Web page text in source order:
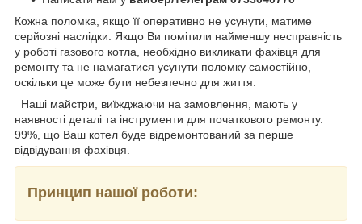
Кожна поломка, якщо її оперативно не усунути, матиме
серйозні наслідки. Якщо Ви помітили найменшу несправність
у роботі газового котла, необхідно викликати фахівця для
ремонту та не намагатися усунути поломку самостійно,
оскільки це може бути небезпечно для життя.
Наші майстри, виїжджаючи на замовлення, мають у
наявності деталі та інструменти для початкового ремонту.
99%, що Ваш котел буде відремонтований за перше
відвідування фахівця.
Принцип нашої роботи: